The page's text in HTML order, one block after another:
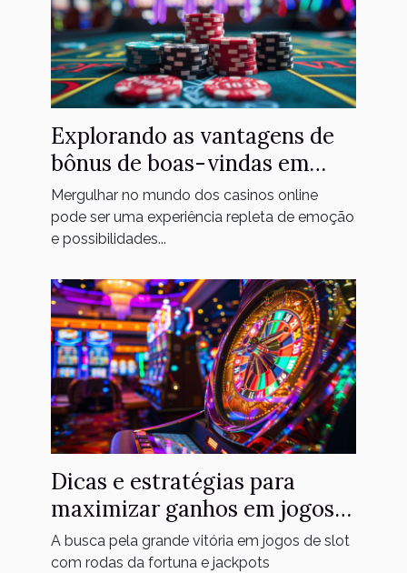
Explorando as vantagens de
bônus de boas-vindas em
casinos online
Mergulhar no mundo dos casinos online
pode ser uma experiência repleta de emoção
e possibilidades...
Dicas e estratégias para
maximizar ganhos em jogos
de slot com rodas da fortuna
e jackpots progressivos
A busca pela grande vitória em jogos de slot
com rodas da fortuna e jackpots